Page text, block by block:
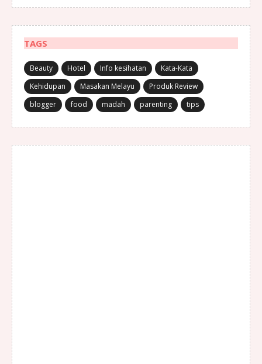
TAGS
Beauty Hotel Info kesihatan
Kata-Kata
Kehidupan
Masakan Melayu
Produk Review
blogger
food madah parenting tips